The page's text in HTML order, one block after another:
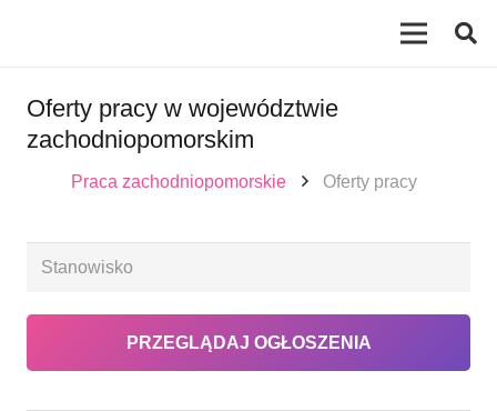
Oferty pracy w województwie
zachodniopomorskim
Praca zachodniopomorskie Oferty pracy